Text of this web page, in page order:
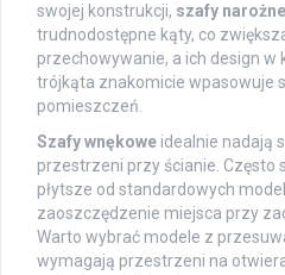
swojej konstrukcji, szafy narożne
trudnodostępne kąty, co
przechowywanie, a ich design w
trójkąta znakomicie wpasowuje
pomieszczeń.
Szafy wnękowe idealnie nadają
przestrzeni przy ścianie. Często
płytsze od standardowych
zaoszczędzenie miejsca przy
Warto wybrać modele z
wymagają przestrzeni na